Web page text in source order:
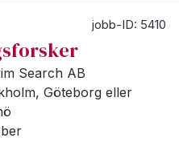
jobb-ID: 5410
Search AB
Göteborg eller